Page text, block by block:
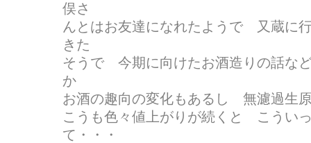
俣さ
んとはお友達になれたようで 又蔵に
きた
そうで 今期に向けたお酒造りの話な
か
お酒の趣向の変化もあるし 無濾過生
こうも色々値上がりが続くと こうい
て・・・